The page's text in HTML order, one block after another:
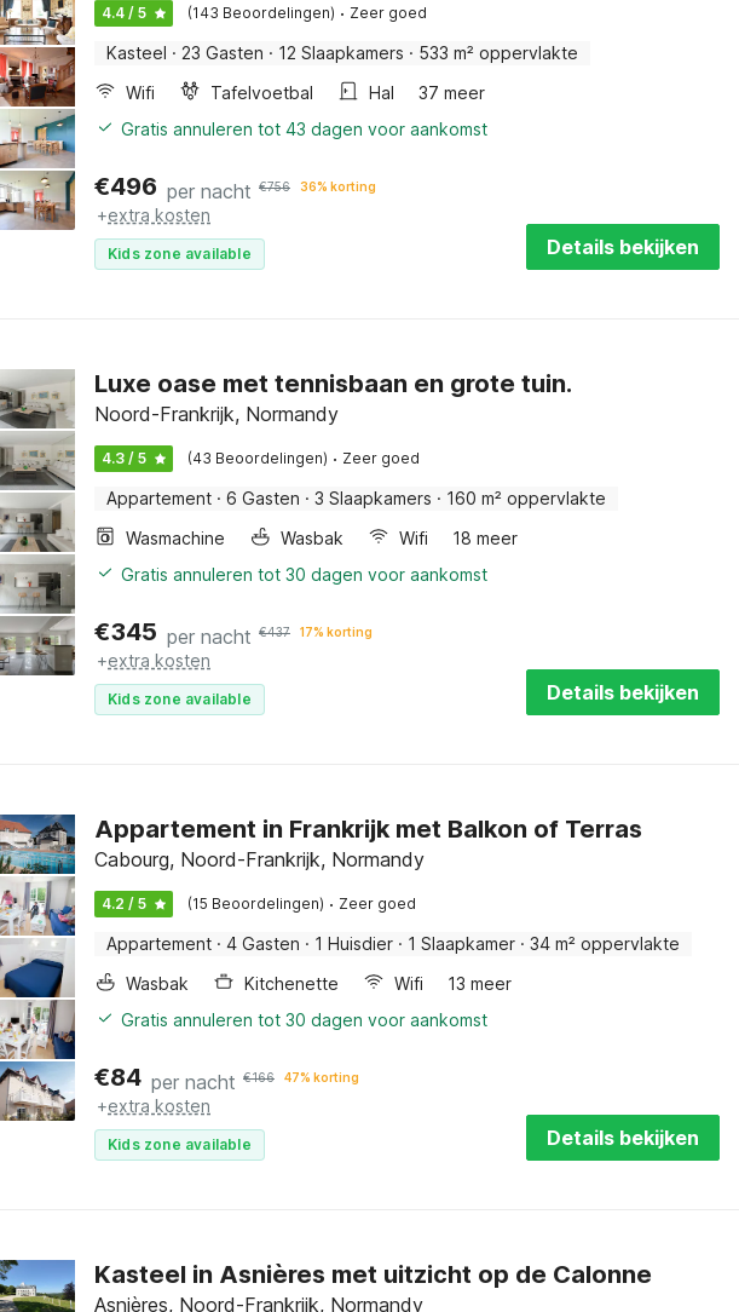
4.4 / 5 (143 Beoordelingen) · Zeer goed
Kasteel · 23 Gasten · 12 Slaapkamers · 533 m² oppervlakte
Wifi
Tafelvoetbal Hal
37 meer
Gratis annuleren tot 43 dagen voor aankomst
€496 per nacht €756 36% korting
+extra kosten
Kids zone available Details bekijken
Luxe oase met tennisbaan en grote tuin.
Noord-Frankrijk, Normandy
4.3 / 5 (43 Beoordelingen) · Zeer goed
Appartement · 6 Gasten · 3 Slaapkamers · 160 m² oppervlakte
Wasmachine
Wasbak Wifi
18 meer
Gratis annuleren tot 30 dagen voor aankomst
€345 per nacht €437 17% korting
+extra kosten
Kids zone available Details bekijken
Appartement in Frankrijk met Balkon of Terras
Cabourg, Noord-Frankrijk, Normandy
4.2 / 5 (15 Beoordelingen) · Zeer goed
Appartement · 4 Gasten · 1 Huisdier · 1 Slaapkamer · 34 m² oppervlakte
Wasbak
Kitchenette Wifi
13 meer
Gratis annuleren tot 30 dagen voor aankomst
€84 per nacht €166 47% korting
+extra kosten
Kids zone available Details bekijken
Kasteel in Asnières met uitzicht op de Calonne
Asnières, Noord-Frankrijk, Normandy